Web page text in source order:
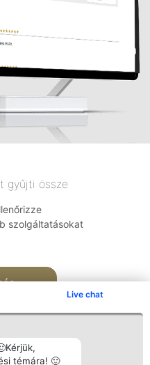
Live chat
témára! 🙂
gyűjti össze
szolgáltatásokat